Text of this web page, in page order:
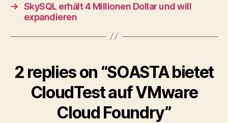
→ SkySQL erhält 4 Millionen Dollar und will
expandieren
2 replies on “SOASTA bietet
CloudTest auf VMware
Cloud Foundry”